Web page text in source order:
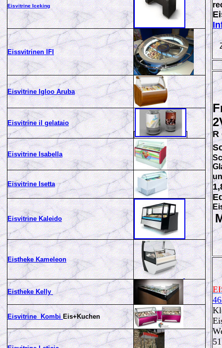
Eisvitrine Iceking
Eissvitrinen IFI
Eisvitrine Igloo Aruba
Eisvitrine il gelataio
Eisvitrine Isabella
Eisvitrine Isetta
Eisvitrine Kaleido
Eistheke Kameleon
Eistheke Kelly
Eisvitrine KombiEis+Kuchen
R